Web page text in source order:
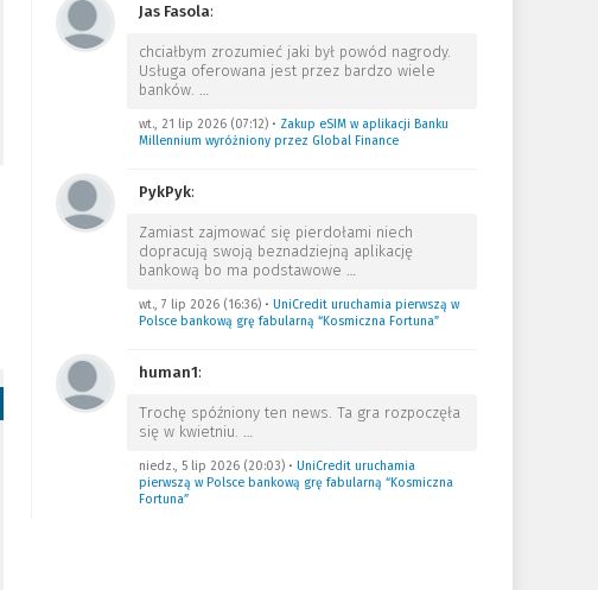
Jas Fasola:
chciałbym zrozumieć jaki był powód nagrody.
Usługa oferowana jest przez bardzo wiele
banków.
wt., 21 lip 2026 (07:12)• Zakup eSIM w aplikacji Banku
Millennium wyróżniony przez Global Finance
PykPyk:
Zamiast zajmować się pierdołami niech
dopracują swoją beznadziejną aplikację
bankową bo ma podstawowe
wt., 7 lip 2026 (16:36)• UniCredit uruchamia pierwszą w
Polsce bankową grę fabularną “Kosmiczna Fortuna”
human1:
Trochę spóźniony ten news. Ta gra rozpoczęła
się w kwietniu.
niedz., 5 lip 2026 (20:03)• UniCredit uruchamia
pierwszą w Polsce bankową grę fabularną “Kosmiczna
Fortuna”